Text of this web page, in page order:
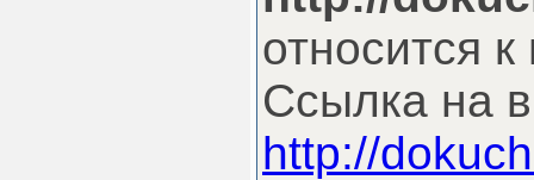
относится
Ссылка на
http://